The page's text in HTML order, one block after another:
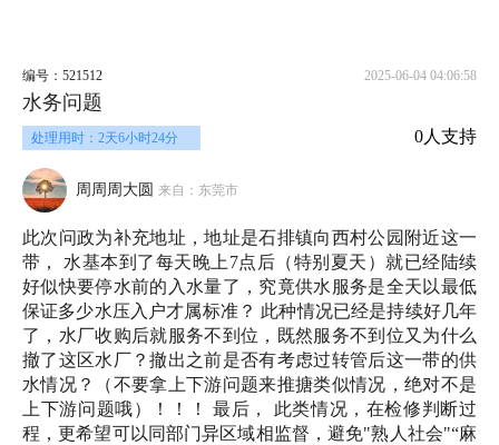
编号：521512 2025-06-04 04:06:58
水务问题
处理用时：2天6小时24分 0人支持
周周周大圆 来自：东莞市
此次问政为补充地址，地址是石排镇向西村公园附近这一
带， 水基本到了每天晚上7点后（特别夏天）就已经陆续
好似快要停水前的入水量了，究竟供水服务是全天以最低
保证多少水压入户才属标准？ 此种情况已经是持续好几年
了，水厂收购后就服务不到位，既然服务不到位又为什么
撤了这区水厂？撤出之前是否有考虑过转管后这一带的供
水情况？（不要拿上下游问题来推搪类似情况，绝对不是
上下游问题哦）！！！ 最后， 此类情况，在检修判断过
程，更希望可以同部门异区域相监督，避免"熟人社会"“麻